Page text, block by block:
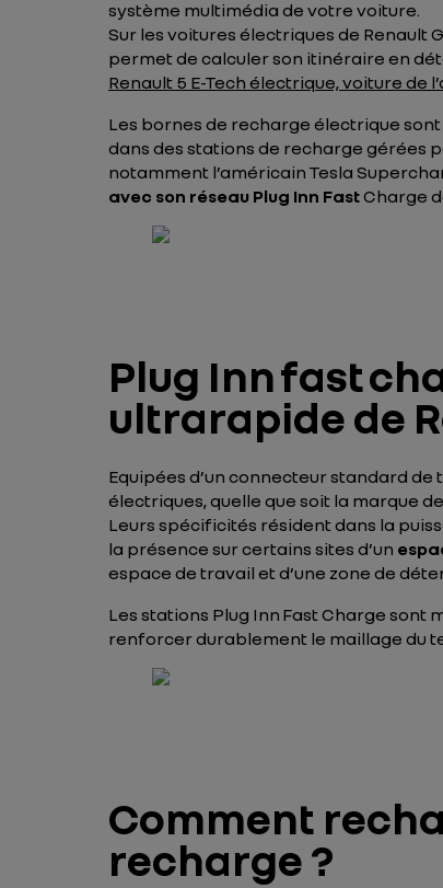
système multimédia de votre voiture.
Sur les voitures électriques de Renault
permet de calculer son itinéraire en
Renault 5 E-Tech électrique, voiture de
Les bornes de recharge électrique
dans des stations de recharge gérées
notamment l’américain Tesla
avec son réseau Plug Inn FastCharge
Plug Inn fast
ultrarapide de
Equipées d’un connecteur standard de
électriques, quelle que soit la marque
Leurs spécificités résident dans la
la présence sur certains sites d’un
espace de travail et d’une zone de
Les stations Plug Inn Fast Charge
renforcer durablement le maillage du
Comment
recharge ?